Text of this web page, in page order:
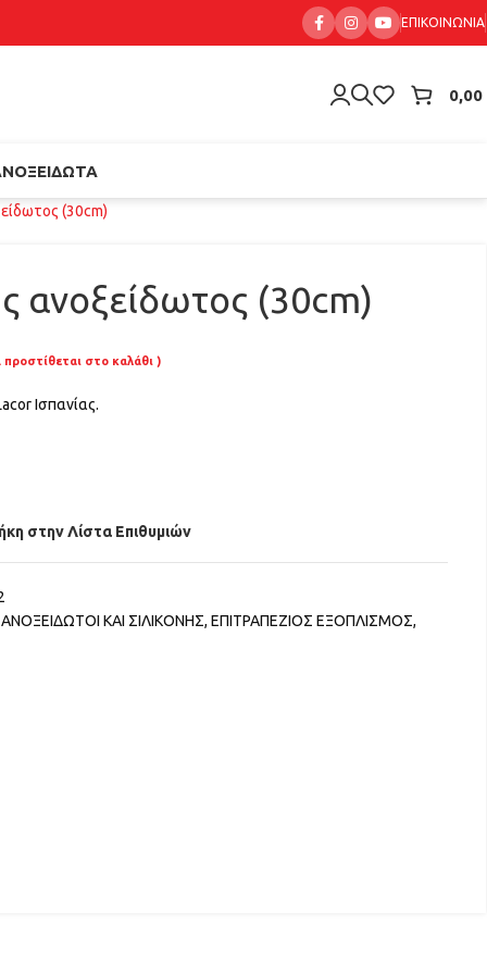
ΕΠΙΚΟΙΝΩΝΊΑ
0,00
(30cm)
ανοξείδωτος (30cm)
στο καλάθι )
Ισπανίας.
στην Λίστα Επιθυμιών
ΚΑΙ ΣΙΛΙΚΟΝΗΣ, ΕΠΙΤΡΑΠΕΖΙΟΣ ΕΞΟΠΛΙΣΜΟΣ,